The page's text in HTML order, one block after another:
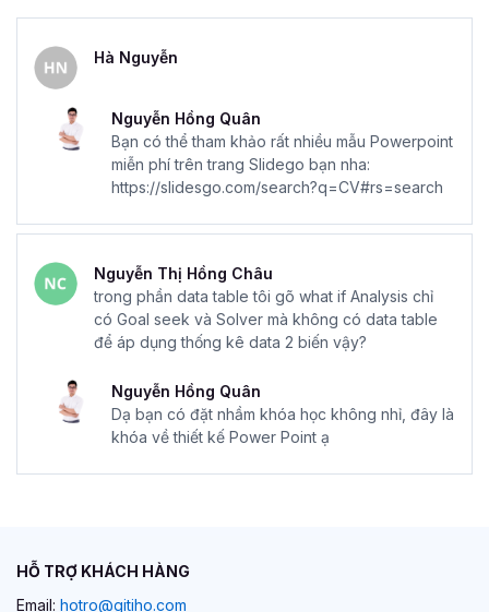
Hà Nguyễn
Nguyễn Hồng Quân
Bạn có thể tham khảo rất nhiều mẫu Powerpoint
miễn phí trên trang Slidego bạn nha:
https://slidesgo.com/search?q=CV#rs=search
Nguyễn Thị Hồng Châu
trong phần data table tôi gõ what if Analysis chỉ
có Goal seek và Solver mà không có data table
để áp dụng thống kê data 2 biến vậy?
Nguyễn Hồng Quân
Dạ bạn có đặt nhầm khóa học không nhỉ, đây là
khóa về thiết kế Power Point ạ
HỖ TRỢ KHÁCH HÀNG
Email: hotro@gitiho.com